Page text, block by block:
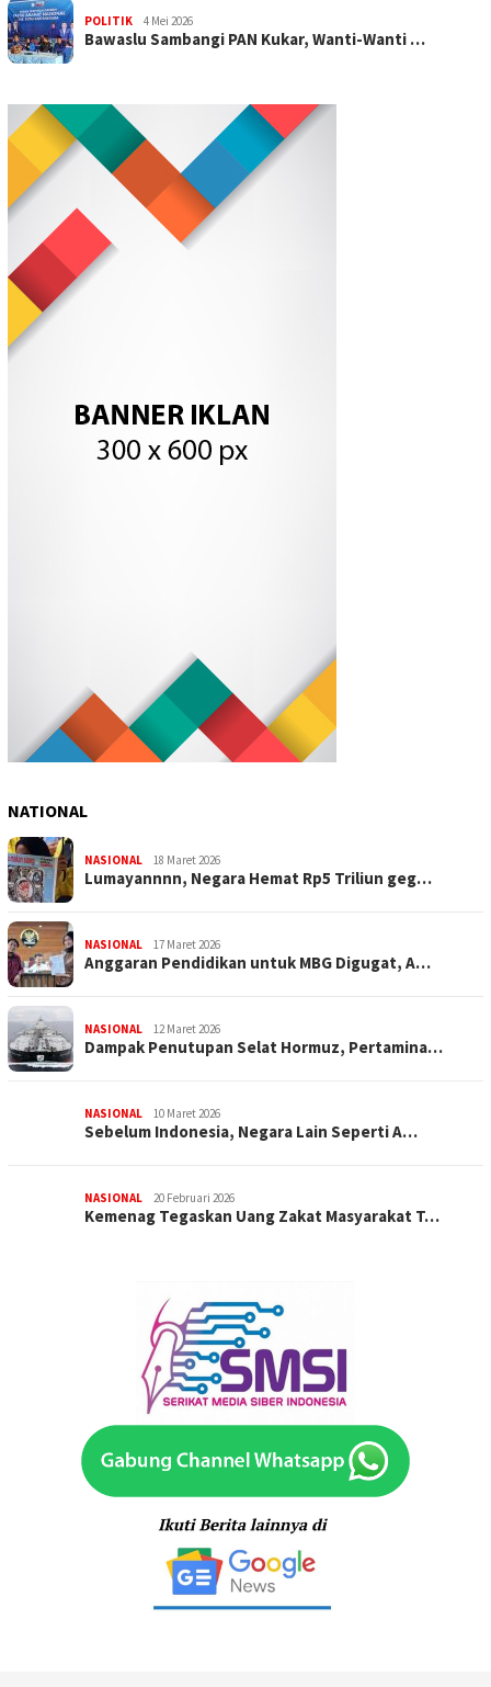
POLITIK 4 Mei 2026
Bawaslu Sambangi PAN Kukar, Wanti-Wanti …
NATIONAL
NASIONAL 18 Maret 2026
Lumayannnn, Negara Hemat Rp5 Triliun geg…
NASIONAL 17 Maret 2026
Anggaran Pendidikan untuk MBG Digugat, A…
NASIONAL 12 Maret 2026
Dampak Penutupan Selat Hormuz, Pertamina…
NASIONAL 10 Maret 2026
Sebelum Indonesia, Negara Lain Seperti A…
NASIONAL 20 Februari 2026
Kemenag Tegaskan Uang Zakat Masyarakat T…